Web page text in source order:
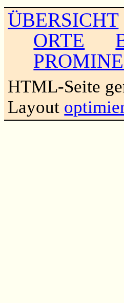
ÜBERSICHT
ORTE
HTML-Seite
Layout